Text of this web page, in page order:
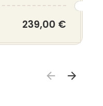
239,00 €